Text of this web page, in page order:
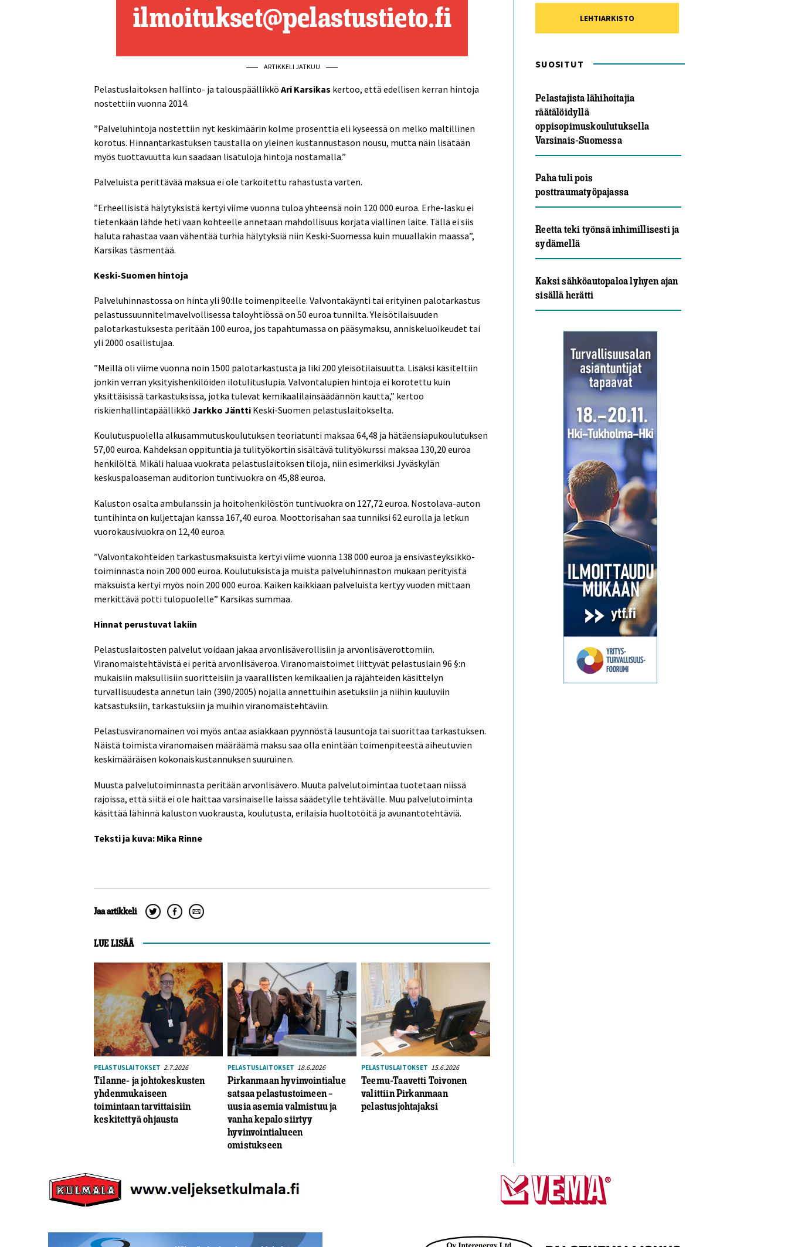
ARTIKKELI JATKUU
Pelastuslaitoksen hallinto- ja talouspäällikkö Ari Karsikas kertoo, että edellisen kerran hintoja
nostettiin vuonna 2014.
”Palveluhintoja nostettiin nyt keskimäärin kolme prosenttia eli kyseessä on melko maltillinen
korotus. Hinnantarkastuksen taustalla on yleinen kustannustason nousu, mutta näin lisätään
myös tuottavuutta kun saadaan lisätuloja hintoja nostamalla.”
Palveluista perittävää maksua ei ole tarkoitettu rahastusta varten.
”Erheellisistä hälytyksistä kertyi viime vuonna tuloa yhteensä noin 120 000 euroa. Erhe-lasku ei
tietenkään lähde heti vaan kohteelle annetaan mahdollisuus korjata viallinen laite. Tällä ei siis
haluta rahastaa vaan vähentää turhia hälytyksiä niin Keski-Suomessa kuin muuallakin maassa”,
Karsikas täsmentää.
Keski-Suomen hintoja
Palveluhinnastossa on hinta yli 90:lle toimenpiteelle. Valvontakäynti tai erityinen palotarkastus
pelastussuunnitelmavelvollisessa taloyhtiössä on 50 euroa tunnilta. Yleisötilaisuuden
palotarkastuksesta peritään 100 euroa, jos tapahtumassa on pääsymaksu, anniskeluoikeudet tai
yli 2000 osallistujaa.
”Meillä oli viime vuonna noin 1500 palotarkastusta ja liki 200 yleisötilaisuutta. Lisäksi käsiteltiin
jonkin verran yksityishenkilöiden ilotulituslupia. Valvontalupien hintoja ei korotettu kuin
yksittäisissä tarkastuksissa, jotka tulevat kemikaalilainsäädännön kautta,” kertoo
riskienhallintapäällikkö Jarkko Jäntti Keski-Suomen pelastuslaitokselta.
Koulutuspuolella alkusammutuskoulutuksen teoriatunti maksaa 64,48 ja hätäensiapukoulutuksen
57,00 euroa. Kahdeksan oppituntia ja tulityökortin sisältävä tulityökurssi maksaa 130,20 euroa
henkilöltä. Mikäli haluaa vuokrata pelastuslaitoksen tiloja, niin esimerkiksi Jyväskylän
keskuspaloaseman auditorion tuntivuokra on 45,88 euroa.
Kaluston osalta ambulanssin ja hoitohenkilöstön tuntivuokra on 127,72 euroa. Nostolava-auton
tuntihinta on kuljettajan kanssa 167,40 euroa. Moottorisahan saa tunniksi 62 eurolla ja letkun
vuorokausivuokra on 12,40 euroa.
”Valvontakohteiden tarkastusmaksuista kertyi viime vuonna 138 000 euroa ja ensivasteyksikkö-
toiminnasta noin 200 000 euroa. Koulutuksista ja muista palveluhinnaston mukaan perityistä
maksuista kertyi myös noin 200 000 euroa. Kaiken kaikkiaan palveluista kertyy vuoden mittaan
merkittävä potti tulopuolelle” Karsikas summaa.
Hinnat perustuvat lakiin
Pelastuslaitosten palvelut voidaan jakaa arvonlisäverollisiin ja arvonlisäverottomiin.
Viranomaistehtävistä ei peritä arvonlisäveroa. Viranomaistoimet liittyvät pelastuslain 96 §:n
mukaisiin maksullisiin suoritteisiin ja vaarallisten kemikaalien ja räjähteiden käsittelyn
turvallisuudesta annetun lain (390/2005) nojalla annettuihin asetuksiin ja niihin kuuluviin
katsastuksiin, tarkastuksiin ja muihin viranomaistehtäviin.
Pelastusviranomainen voi myös antaa asiakkaan pyynnöstä lausuntoja tai suorittaa tarkastuksen.
Näistä toimista viranomaisen määräämä maksu saa olla enintään toimenpiteestä aiheutuvien
keskimääräisen kokonaiskustannuksen suuruinen.
Muusta palvelutoiminnasta peritään arvonlisävero. Muuta palvelutoimintaa tuotetaan niissä
rajoissa, että siitä ei ole haittaa varsinaiselle laissa säädetylle tehtävälle. Muu palvelutoiminta
käsittää lähinnä kaluston vuokrausta, koulutusta, erilaisia huoltotöitä ja avunantotehtäviä.
Teksti ja kuva: Mika Rinne
Jaa artikkeli
LUE LISÄÄ
PELASTUSLAITOKSET 2.7.2026
Tilanne- ja johtokeskusten
yhdenmukaiseen
toimintaan tarvittaisiin
keskitettyä ohjausta
PELASTUSLAITOKSET 18.6.2026
Pirkanmaan hyvinvointialue
satsaa pelastustoimeen –
uusia asemia valmistuu ja
vanha kepalo siirtyy
hyvinvointialueen
omistukseen
PELASTUSLAITOKSET 15.6.2026
Teemu-Taavetti Toivonen
valittiin Pirkanmaan
pelastusjohtajaksi
LEHTIARKISTO
SUOSITUT
Pelastajista lähihoitajia
räätälöidyllä
oppisopimuskoulutuksella
Varsinais-Suomessa
Paha tuli pois
posttraumatyöpajassa
Reetta teki työnsä inhimillisesti ja
sydämellä
Kaksi sähköautopaloa lyhyen ajan
sisällä herätti